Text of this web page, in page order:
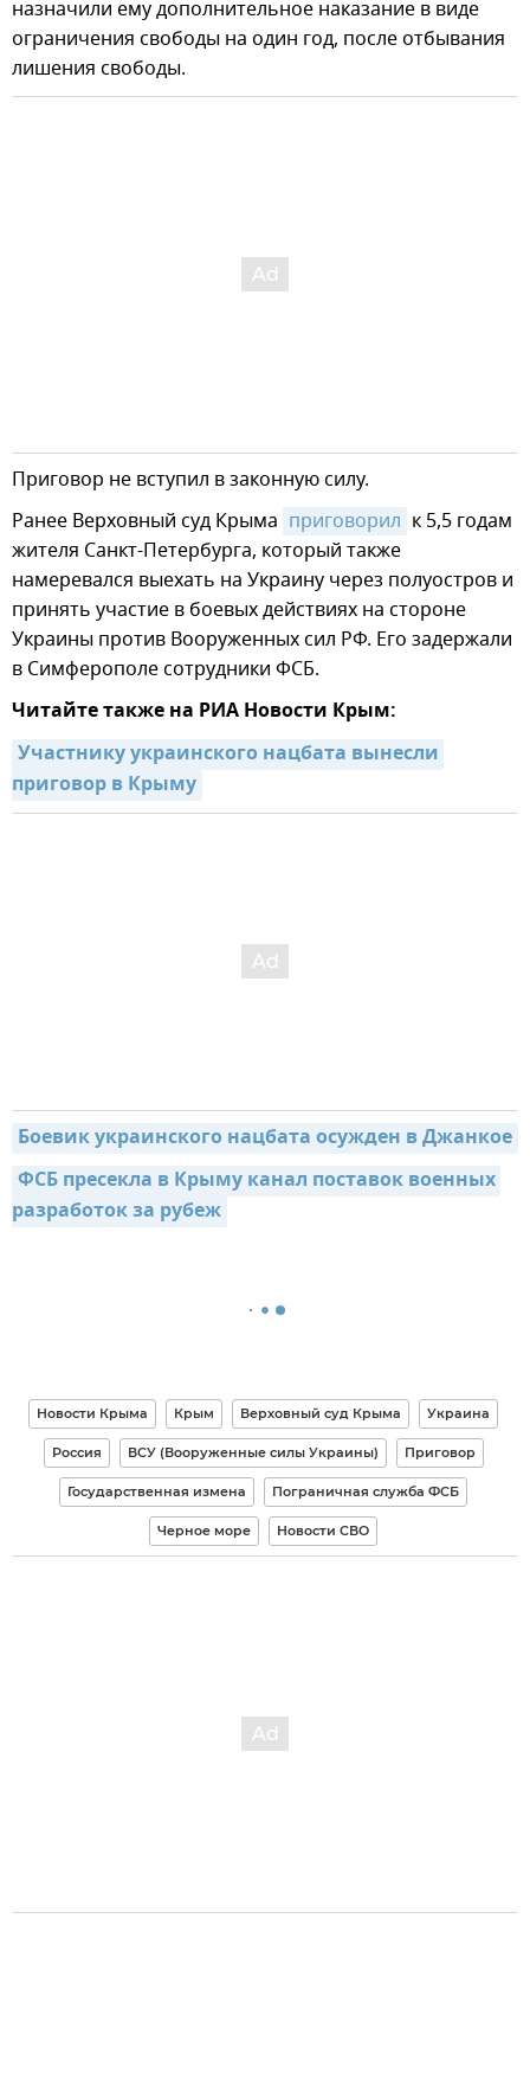
назначили ему дополнительное наказание в виде
ограничения свободы на один год, после отбывания
лишения свободы.
Приговор не вступил в законную силу.
Ранее Верховный суд Крыма приговорил к 5,5 годам
жителя Санкт-Петербурга, который также
намеревался выехать на Украину через полуостров и
принять участие в боевых действиях на стороне
Украины против Вооруженных сил РФ. Его задержали
в Симферополе сотрудники ФСБ.
Читайте также на РИА Новости Крым:
Участнику украинского нацбата вынесли
приговор в Крыму
Боевик украинского нацбата осужден в Джанкое
ФСБ пресекла в Крыму канал поставок военных
разработок за рубеж
Новости Крыма Крым Верховный суд Крыма Украина
Россия ВСУ (Вооруженные силы Украины) Приговор
Государственная измена Пограничная служба ФСБ
Черное море Новости СВО